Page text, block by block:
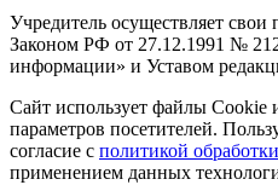
Учредитель осуществляет свои
Законом РФ от 27.12.1991 №
информации» и Уставом
Сайт использует файлы Cookie
параметров посетителей.
согласие с политикой
применением данных